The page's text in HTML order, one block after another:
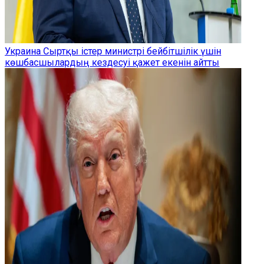
Украина Сыртқы істер министрі бейбітшілік үшін
көшбасшылардың кездесуі қажет екенін айтты